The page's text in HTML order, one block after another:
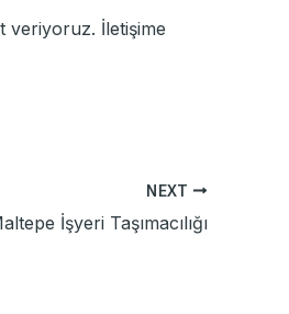
veriyoruz. İletişime
NEXT
İşyeri Taşımacılığı